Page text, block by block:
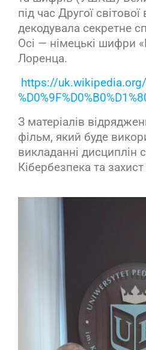
під час Другої
декодувала секретне
Осі — німецькі шифри
Лоренца.
https://uk.wikipedia.org/
З матеріалів
фільм, який буде
викладанні дисциплін
Кібербезпека та